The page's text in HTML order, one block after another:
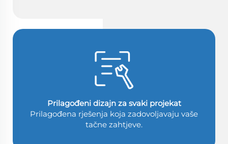
Prilagođeni dizajn za svaki projekat
Prilagođena rješenja koja zadovoljavaju vaše
tačne zahtjeve.